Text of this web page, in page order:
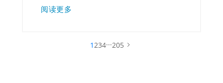
阅读更多
1234...205